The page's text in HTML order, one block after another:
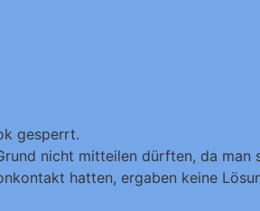
gesperrt.
nicht mitteilen dürften, da man
hatten, ergaben keine